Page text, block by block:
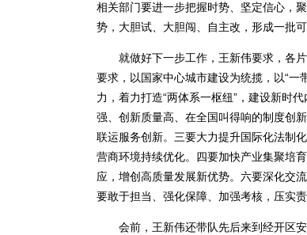
相关部门要进一步把握时势、坚定信心，
势，大胆试、大胆闯、自主改，形成一批
就做好下一步工作，王新伟要求，各片
要求，以国家中心城市建设为统揽，以“一
力，着力打造“两体系一枢纽”，建设新时
强、创新质量高、在全国叫得响的制度创
联运服务创新。三要大力提升国际化法制
营商环境持续优化。四要加快产业集聚培
应，增创高质量发展新优势。六要深化交
要敢于担当、强化保障、加强考核，压实
会前，王新伟还带队先后来到经开区安